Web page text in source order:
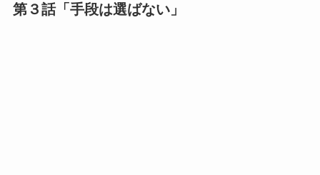
第３話「手段は選ばない」